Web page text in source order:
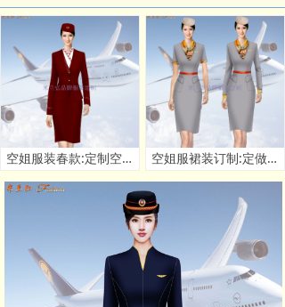
空姐服装春款:定制空姐春秋季套装款式 - 米兰弘服装厂家 空姐服裙装订制:定做空姐服连衣裙套装价格 - 米兰弘厂家